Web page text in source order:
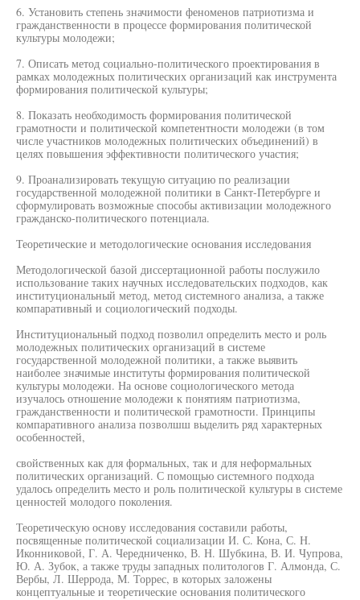
6. Установить степень значимости феноменов патриотизма и
гражданственности в процессе формирования политической
культуры молодежи;
7. Описать метод социально-политического проектирования в
рамках молодежных политических организаций как инструмента
формирования политической культуры;
8. Показать необходимость формирования политической
грамотности и политической компетентности молодежи (в том
числе участников молодежных политических объединений) в
целях повышения эффективности политического участия;
9. Проанализировать текущую ситуацию по реализации
государственной молодежной политики в Санкт-Петербурге и
сформулировать возможные способы активизации молодежного
гражданско-политического потенциала.
Теоретические и методологические основания исследования
Методологической базой диссертационной работы послужило
использование таких научных исследовательских подходов, как
институциональный метод, метод системного анализа, а также
компаративный и социологический подходы.
Институциональный подход позволил определить место и роль
молодежных политических организаций в системе
государственной молодежной политики, а также выявить
наиболее значимые институты формирования политической
культуры молодежи. На основе социологического метода
изучалось отношение молодежи к понятиям патриотизма,
гражданственности и политической грамотности. Принципы
компаративного анализа позволшш выделить ряд характерных
особенностей,
свойственных как для формальных, так и для неформальных
политических организаций. С помощью системного подхода
удалось определить место и роль политической культуры в системе
ценностей молодого поколения.
Теоретическую основу исследования составили работы,
посвященные политической социализации И. С. Кона, С. Н.
Иконниковой, Г. А. Чередниченко, В. Н. Шубкина, В. И. Чупрова,
Ю. А. Зубок, а также труды западных политологов Г. Алмонда, С.
Вербы, Л. Шеррода, М. Торрес, в которых заложены
концептуальные и теоретические основания политического